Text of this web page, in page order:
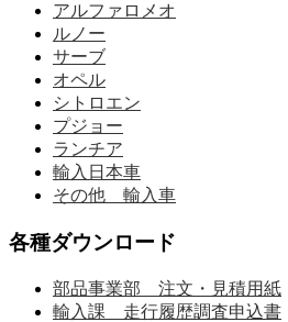
アルファロメオ
ルノー
サーブ
オペル
シトロエン
プジョー
ランチア
輸入日本車
その他 輸入車
各種ダウンロード
部品事業部 注文・見積用紙
輸入課 走行履歴調査申込書